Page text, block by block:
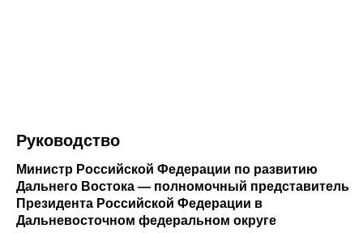
Руководство
Министр Российской Федерации по развитию
Дальнего Востока — полномочный представитель
Президента Российской Федерации в
Дальневосточном федеральном округе